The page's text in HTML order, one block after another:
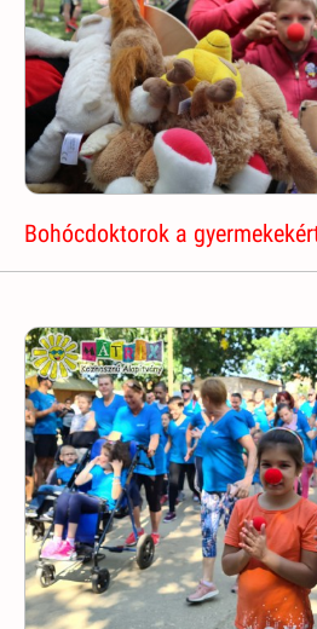
Bohócdoktorok a